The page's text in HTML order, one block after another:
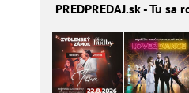
PREDPREDAJ.sk - Tu sa